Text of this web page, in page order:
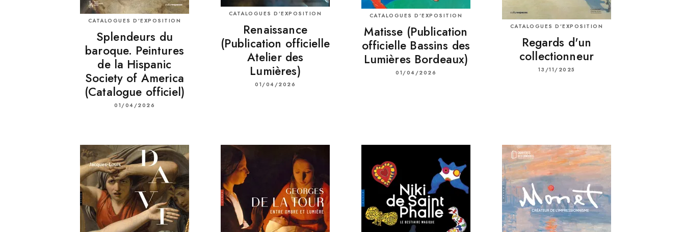
CATALOGUES D’EXPOSITION
Splendeurs du
baroque. Peintures
de la Hispanic
Society of America
(Catalogue officiel)
01/04/2026
CATALOGUES D’EXPOSITION
Renaissance
(Publication officielle
Atelier des
Lumières)
01/04/2026
CATALOGUES D’EXPOSITION
Matisse (Publication
officielle Bassins des
Lumières Bordeaux)
01/04/2026
CATALOGUES D’EXPOSITION
Regards d'un
collectionneur
13/11/2025